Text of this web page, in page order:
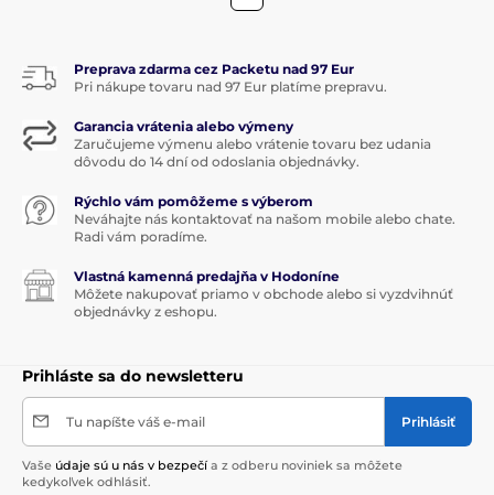
Preprava zdarma cez Packetu nad 97 Eur
Pri nákupe tovaru nad 97 Eur platíme prepravu.
Garancia vrátenia alebo výmeny
Zaručujeme výmenu alebo vrátenie tovaru bez udania
dôvodu do 14 dní od odoslania objednávky.
Rýchlo vám pomôžeme s výberom
Neváhajte nás kontaktovať na našom mobile alebo chate.
Radi vám poradíme.
Vlastná kamenná predajňa v Hodoníne
Môžete nakupovať priamo v obchode alebo si vyzdvihnúť
objednávky z eshopu.
Prihláste sa do newsletteru
Tu napíšte váš e-mail Prihlásiť
Vaše údaje sú u nás v bezpečí a z odberu noviniek sa môžete
kedykoľvek odhlásiť.